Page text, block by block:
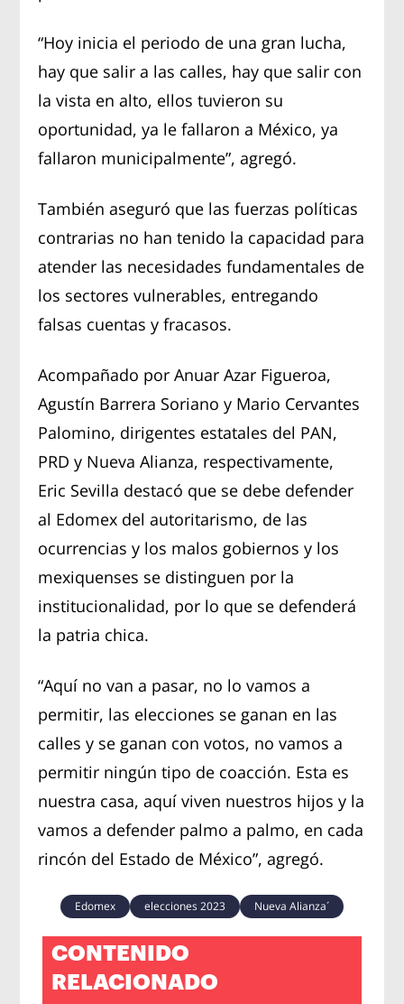
“Hoy inicia el periodo de una gran lucha,
hay que salir a las calles, hay que salir con
la vista en alto, ellos tuvieron su
oportunidad, ya le fallaron a México, ya
fallaron municipalmente”, agregó.
También aseguró que las fuerzas políticas
contrarias no han tenido la capacidad para
atender las necesidades fundamentales de
los sectores vulnerables, entregando
falsas cuentas y fracasos.
Acompañado por Anuar Azar Figueroa,
Agustín Barrera Soriano y Mario Cervantes
Palomino, dirigentes estatales del PAN,
PRD y Nueva Alianza, respectivamente,
Eric Sevilla destacó que se debe defender
al Edomex del autoritarismo, de las
ocurrencias y los malos gobiernos y los
mexiquenses se distinguen por la
institucionalidad, por lo que se defenderá
la patria chica.
“Aquí no van a pasar, no lo vamos a
permitir, las elecciones se ganan en las
calles y se ganan con votos, no vamos a
permitir ningún tipo de coacción. Esta es
nuestra casa, aquí viven nuestros hijos y la
vamos a defender palmo a palmo, en cada
rincón del Estado de México”, agregó.
Edomex elecciones 2023 Nueva Alianza´
CONTENIDO
RELACIONADO